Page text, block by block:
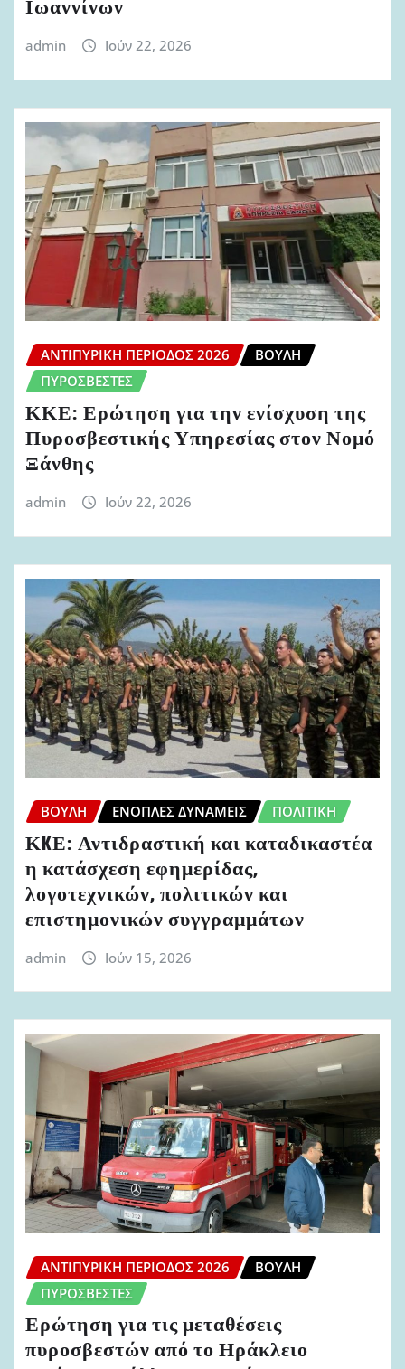
Ιωαννίνων
admin Ιούν 22, 2026
ΑΝΤΙΠΥΡΙΚΉ ΠΕΡΊΟΔΟΣ 2026
ΒΟΥΛΉ
ΠΥΡΟΣΒΈΣΤΕΣ
ΚΚΕ: Ερώτηση για την ενίσχυση της
Πυροσβεστικής Υπηρεσίας στον Νομό
Ξάνθης
admin Ιούν 22, 2026
ΒΟΥΛΉ ΈΝΟΠΛΕΣ ΔΥΝΆΜΕΙΣ ΠΟΛΙΤΙΚΉ
ΚKΕ: Αντιδραστική και καταδικαστέα
η κατάσχεση εφημερίδας,
λογοτεχνικών, πολιτικών και
επιστημονικών συγγραμμάτων
admin Ιούν 15, 2026
ΑΝΤΙΠΥΡΙΚΉ ΠΕΡΊΟΔΟΣ 2026
ΒΟΥΛΉ
ΠΥΡΟΣΒΈΣΤΕΣ
Ερώτηση για τις μεταθέσεις
πυροσβεστών από το Ηράκλειο